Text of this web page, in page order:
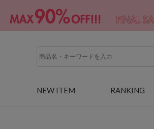
NEW ITEM RANKING